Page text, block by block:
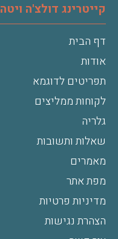
קייטרינג דולצ'ה ויטה
דף הבית
אודות
תפריטים לדוגמא
לקוחות ממליצים
גלריה
שאלות ותשובות
מאמרים
מפת אתר
מדיניות פרטיות
הצהרת נגישות